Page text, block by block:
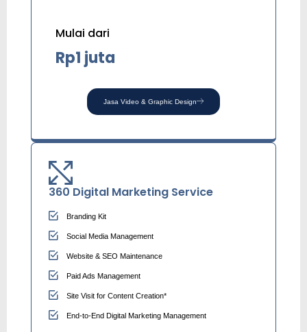
Mulai dari
Rp1 juta
Jasa Video & Graphic Design
360 Digital Marketing Service
Branding Kit
Social Media Management
Website & SEO Maintenance
Paid Ads Management
Site Visit for Content Creation*
End-to-End Digital Marketing Management